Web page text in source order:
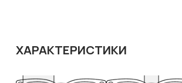
ХАРАКТЕРИСТИКИ